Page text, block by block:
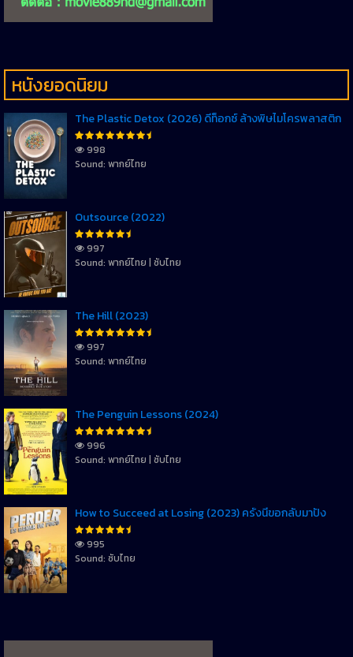
หนังยอดนิยม
The Plastic Detox (2026) ดีท็อกซ์ ล้างพิษไมโครพลาสติก
998
Sound: พากย์ไทย
Outsource (2022)
997
Sound: พากย์ไทย | ซับไทย
The Hill (2023)
997
Sound: พากย์ไทย
The Penguin Lessons (2024)
996
Sound: พากย์ไทย | ซับไทย
How to Succeed at Losing (2023) ครั้งนี้ขอกลับมาปัง
995
Sound: ซับไทย